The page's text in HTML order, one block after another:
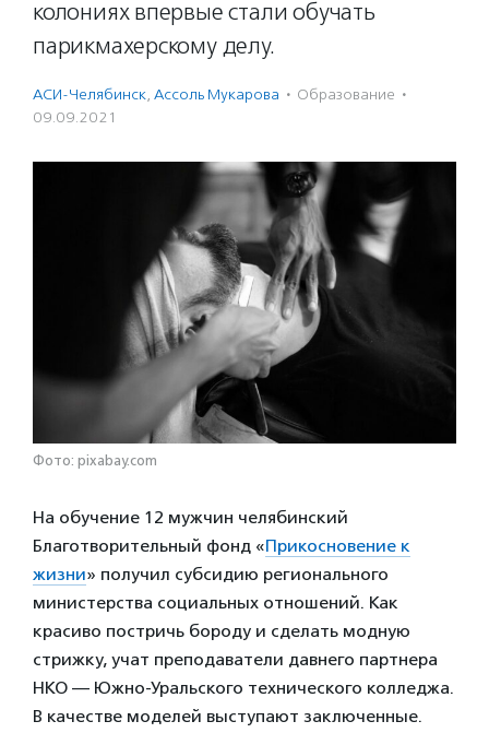
колониях впервые стали обучать
парикмахерскому делу.
АСИ-Челябинск, Ассоль Мукарова · Образование ·
09.09.2021
Фото: pixabay.com
На обучение 12 мужчин челябинский
Благотворительный фонд «Прикосновение к
жизни» получил субсидию регионального
министерства социальных отношений. Как
красиво постричь бороду и сделать модную
стрижку, учат преподаватели давнего партнера
НКО — Южно-Уральского технического колледжа.
В качестве моделей выступают заключенные.